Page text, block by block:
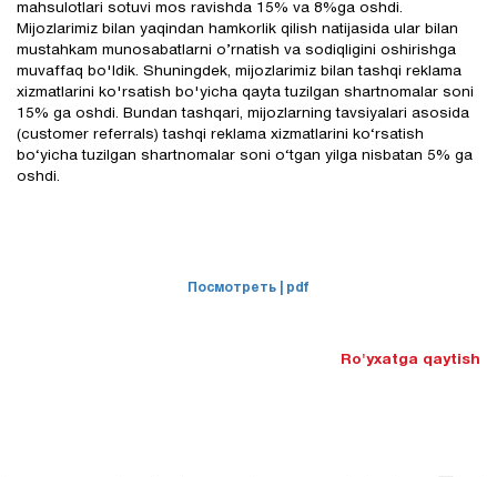
mahsulotlari sotuvi mos ravishda 15% va 8%ga oshdi.
Mijozlarimiz bilan yaqindan hamkorlik qilish natijasida ular bilan
mustahkam munosabatlarni o’rnatish va sodiqligini oshirishga
muvaffaq bo'ldik. Shuningdek, mijozlarimiz bilan tashqi reklama
xizmatlarini ko'rsatish bo'yicha qayta tuzilgan shartnomalar soni
15% ga oshdi. Bundan tashqari, mijozlarning tavsiyalari asosida
(customer referrals) tashqi reklama xizmatlarini ko‘rsatish
bo‘yicha tuzilgan shartnomalar soni o‘tgan yilga nisbatan 5% ga
oshdi.
Посмотреть | pdf
Ro'yxatga qaytish